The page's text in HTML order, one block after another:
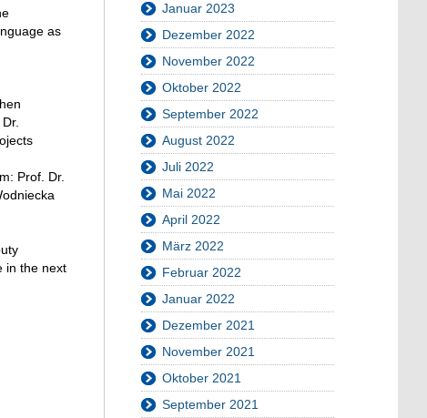
as
Prof. Dr.
in the next
Januar 2023
Dezember 2022
November 2022
Oktober 2022
September 2022
August 2022
Juli 2022
Mai 2022
April 2022
März 2022
Februar 2022
Januar 2022
Dezember 2021
November 2021
Oktober 2021
September 2021